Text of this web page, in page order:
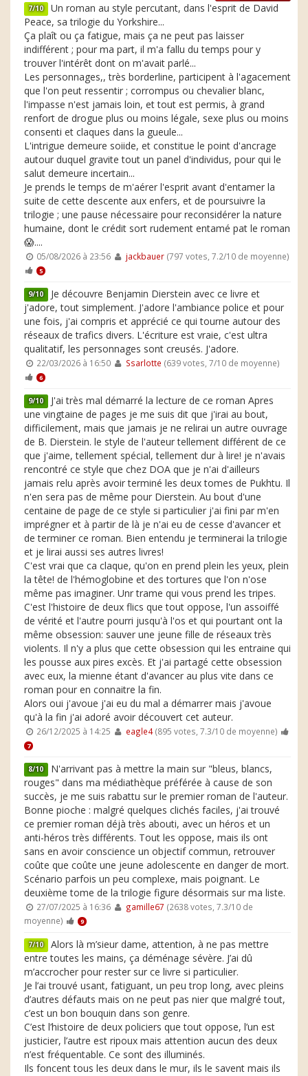
7/10 Un roman au style percutant, dans l'esprit de David
Peace, sa trilogie du Yorkshire...
Ça plaît ou ça fatigue, mais ça ne peut pas laisser
indifférent ; pour ma part, il m'a fallu du temps pour y
trouver l'intérêt dont on m'avait parlé...
Les personnages,, très borderline, participent à l'agacement
que l'on peut ressentir ; corrompus ou chevalier blanc,
l'impasse n'est jamais loin, et tout est permis, à grand
renfort de drogue plus ou moins légale, sexe plus ou moins
consenti et claques dans la gueule...
L'intrigue demeure soiide, et constitue le point d'ancrage
autour duquel gravite tout un panel d'individus, pour qui le
salut demeure incertain...
Je prends le temps de m'aérer l'esprit avant d'entamer la
suite de cette descente aux enfers, et de poursuivre la
trilogie ; une pause nécessaire pour reconsidérer la nature
humaine, dont le crédit sort rudement entamé pat le roman
😱....
05/08/2026 à 23:56 jackbauer(797 votes, 7.2/10 de moyenne)
5
9/10 Je découvre Benjamin Dierstein avec ce livre et
j'adore, tout simplement. J'adore l'ambiance police et pour
une fois, j'ai compris et apprécié ce qui tourne autour des
réseaux de trafics divers. L'écriture est vraie, c'est ultra
qualitatif, les personnages sont creusés. J'adore.
22/03/2026 à 16:50 Ssarlotte (639 votes, 7/10 de moyenne)
6
9/10 J'ai très mal démarré la lecture de ce roman Apres
une vingtaine de pages je me suis dit que j'irai au bout,
difficilement, mais que jamais je ne relirai un autre ouvrage
de B. Dierstein. le style de l'auteur tellement différent de ce
que j'aime, tellement spécial, tellement dur à lire! je n'avais
rencontré ce style que chez DOA que je n'ai d'ailleurs
jamais relu après avoir terminé les deux tomes de Pukhtu. Il
n'en sera pas de même pour Dierstein. Au bout d'une
centaine de page de ce style si particulier j'ai fini par m'en
imprégner et à partir de là je n'ai eu de cesse d'avancer et
de terminer ce roman. Bien entendu je terminerai la trilogie
et je lirai aussi ses autres livres!
C'est vrai que ca claque, qu'on en prend plein les yeux, plein
la tête! de l'hémoglobine et des tortures que l'on n'ose
même pas imaginer. Unr trame qui vous prend les tripes.
C'est l'histoire de deux flics que tout oppose, l'un assoiffé
de vérité et l'autre pourri jusqu'à l'os et qui pourtant ont la
même obsession: sauver une jeune fille de réseaux très
violents. Il n'y a plus que cette obsession qui les entraine qui
les pousse aux pires excès. Et j'ai partagé cette obsession
avec eux, la mienne étant d'avancer au plus vite dans ce
roman pour en connaitre la fin.
Alors oui j'avoue j'ai eu du mal a démarrer mais j'avoue
qu'à la fin j'ai adoré avoir découvert cet auteur.
26/12/2025 à 14:25 eagle4(895 votes, 7.3/10 de moyenne)
7
8/10 N'arrivant pas à mettre la main sur "bleus, blancs,
rouges" dans ma médiathèque préférée à cause de son
succès, je me suis rabattu sur le premier roman de l'auteur.
Bonne pioche : malgré quelques clichés faciles, j'ai trouvé
ce premier roman déjà très abouti, avec un héros et un
anti-héros très différents. Tout les oppose, mais ils ont
sans en avoir conscience un objectif commun, retrouver
coûte que coûte une jeune adolescente en danger de mort.
Scénario parfois un peu complexe, mais poignant. Le
deuxième tome de la trilogie figure désormais sur ma liste.
27/07/2025 à 16:36 gamille67 (2638 votes, 7.3/10 de
moyenne)
9
7/10 Alors là m’sieur dame, attention, à ne pas mettre
entre toutes les mains, ça déménage sévère. J’ai dû
m’accrocher pour rester sur ce livre si particulier.
Je l’ai trouvé usant, fatiguant, un peu trop long, avec pleins
d’autres défauts mais on ne peut pas nier que malgré tout,
c’est un bon bouquin dans son genre.
C’est l’histoire de deux policiers que tout oppose, l’un est
justicier, l’autre est ripoux mais attention aucun des deux
n’est fréquentable. Ce sont des illuminés.
Ils foncent tous les deux dans le mur, ils le savent mais ils